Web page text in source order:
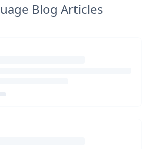
Blog Articles